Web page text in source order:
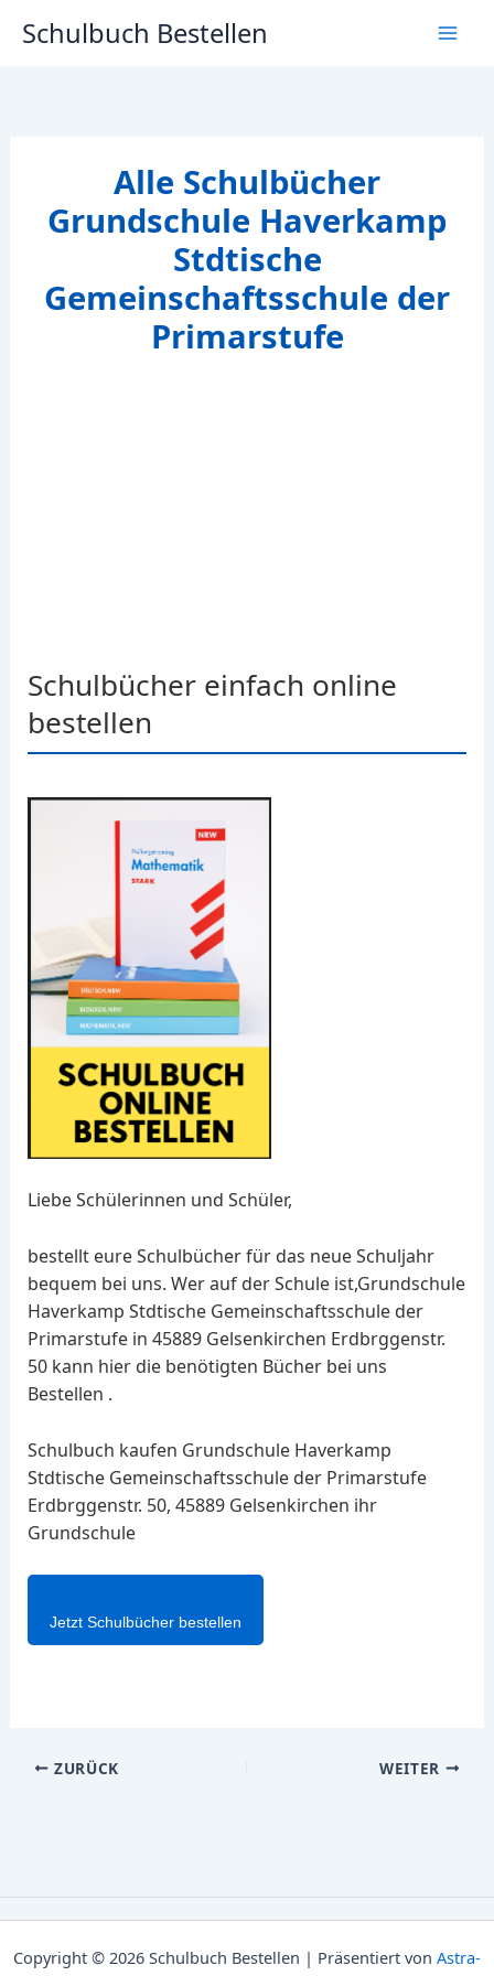
InhaltSchulbuch Bestellen
Alle Schulbücher
Grundschule Haverkamp
Stdtische
Gemeinschaftsschule der
Primarstufe
Schulbücher einfach online
bestellen
Liebe Schülerinnen und Schüler,
bestellt eure Schulbücher für das neue Schuljahr
bequem bei uns. Wer auf der Schule ist,Grundschule
Haverkamp Stdtische Gemeinschaftsschule der
Primarstufe in 45889 Gelsenkirchen Erdbrggenstr.
50 kann hier die benötigten Bücher bei uns
Bestellen .
Schulbuch kaufen Grundschule Haverkamp
Stdtische Gemeinschaftsschule der Primarstufe
Erdbrggenstr. 50, 45889 Gelsenkirchen ihr
Grundschule
Jetzt Schulbücher bestellen
ZURÜCK WEITER
Copyright © 2026 Schulbuch Bestellen | Präsentiert von Astra-